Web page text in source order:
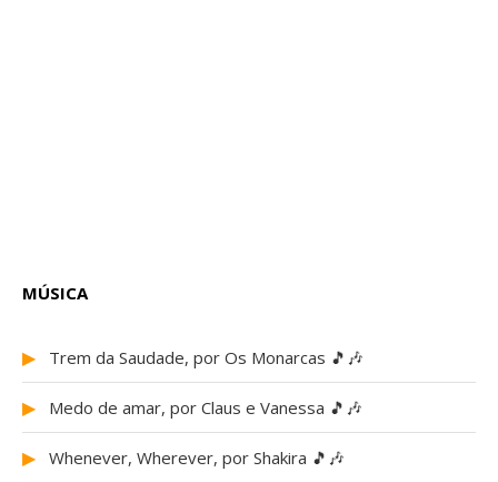
MÚSICA
▶ Trem da Saudade, por Os Monarcas 🎵🎶
▶ Medo de amar, por Claus e Vanessa 🎵🎶
▶ Whenever, Wherever, por Shakira 🎵🎶